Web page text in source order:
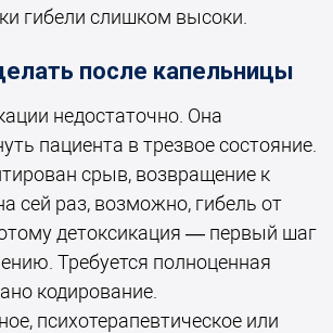
гибели слишком высоки.
после капельницы
недостаточно. Она
пациента в трезвое состояние.
срыв, возвращение к
сей раз, возможно, гибель от
детоксикация — первый шаг
Требуется полноценная
кодирование.
психотерапевтическое или